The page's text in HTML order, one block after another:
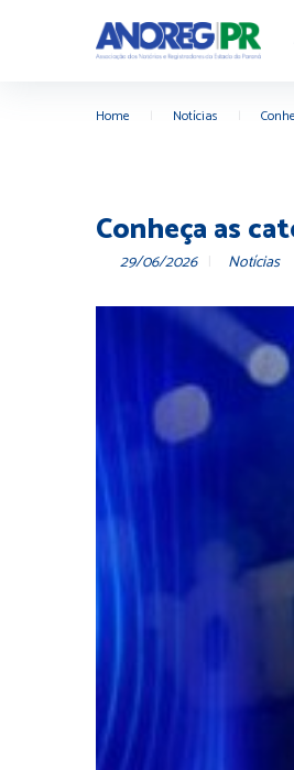
Home Notícias
Conheça as
29/06/2026 Notícias